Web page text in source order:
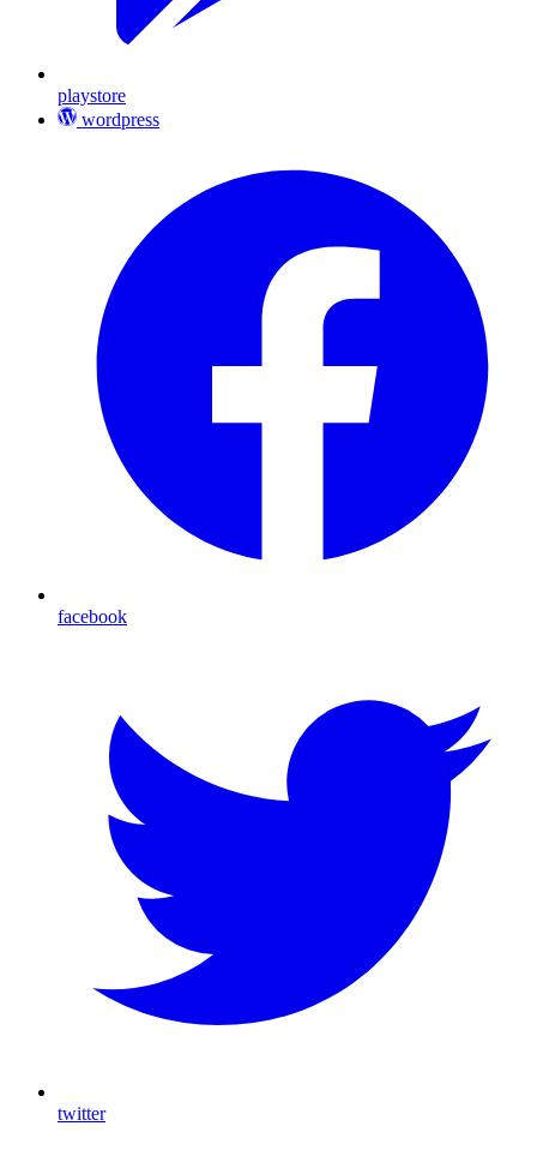
playstore
wordpress
facebook
twitter